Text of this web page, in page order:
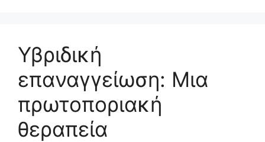
Υβριδική
επαναγγείωση: Μια
πρωτοποριακή
θεραπεία